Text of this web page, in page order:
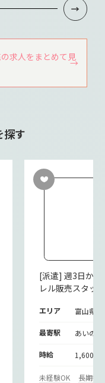
求人をまとめて見
探す
[派遣] 週3日から
レル販売スタッフ
エリア 富山県
最寄駅 あいの
時給 1,600円
未経験OK
長期歓